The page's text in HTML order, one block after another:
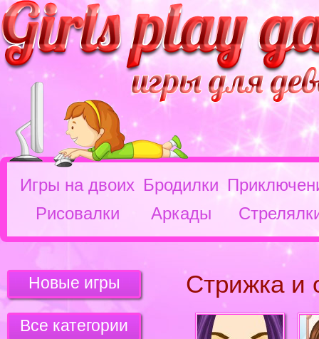
Игры на двоих Бродилки
Рисовалки
Аркады
Стрижка и
Новые игры
Все категории